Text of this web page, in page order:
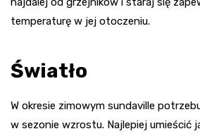
temperaturę w jej otoczeniu.
Światło
W okresie zimowym sundaville
w sezonie wzrostu. Najlepiej umieścić